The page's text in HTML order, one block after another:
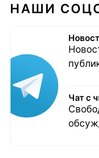
НАШИ
Чат с